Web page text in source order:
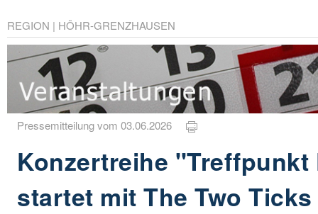
REGION | HÖHR-GRENZHAUSEN
Pressemitteilung vom 03.06.2026
Konzertreihe
startet mit The Two Ticks